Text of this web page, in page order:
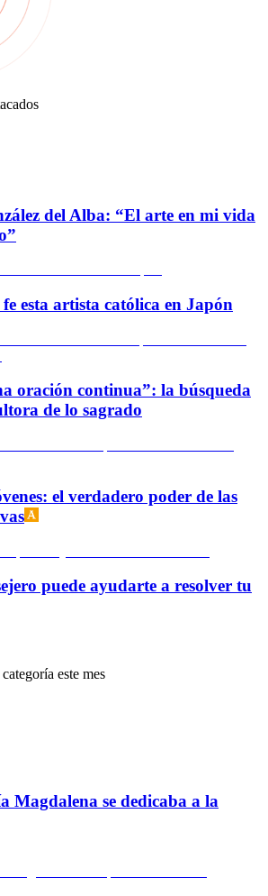
del Alba: “El arte en mi vida
esta artista católica en Japón
oración continua”: la búsqueda
de lo sagrado
el verdadero poder de las
puede ayudarte a resolver tu
este mes
Magdalena se dedicaba a la